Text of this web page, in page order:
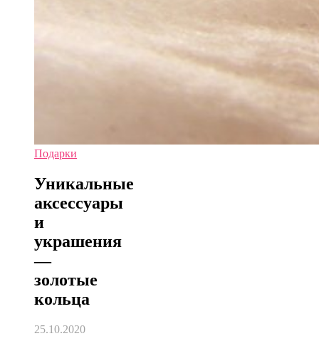
Подарки
Уникальные
аксессуары
и
украшения
—
золотые
кольца
25.10.2020